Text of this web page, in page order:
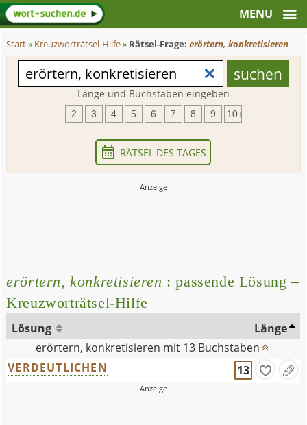
Start» Kreuzworträtsel-Hilfe» Rätsel-Frage:erörtern, konkretisieren
Länge und Buchstaben eingeben
2 3 4 5 6 7 8 9 10+
RÄTSEL DES TAGES
erörtern, konkretisieren : passende Lösung –
Kreuzworträtsel-Hilfe
Lösung
Länge
erörtern, konkretisieren mit 13 Buchstaben
VERDEUTLICHEN
13